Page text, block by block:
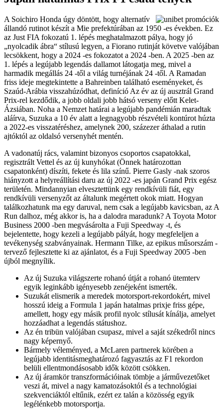
A Soichiro Honda úgy döntött, hogy alternatív
állandó rutinot készít a Mie prefektúrában az 1950 -es években. Ez
az Just FIA fokozatú 1. lépés meghatalmazott pálya, hogy jó
„nyolcadik ábra“ stílusú legyen, a Fiorano rutinját követve valójában
lecsökkent, hogy a 2024 -es fokozatot a 2024 -ben. A 2025 -ben az
1. lépés a legújabb legendás dallamot látogatja meg, mivel a
harmadik megállás 24 -től a világ turnéjának 24 -től. A Ramadan
friss ideje megtekintette a Bahreinben található eseményeket, és
Szaúd-Arábia visszahúzódhat, definíció Az év az új ausztrál Grand
Prix-rel kezdődik, a jobb oldali jobb hátsó verseny előtt Kelet-
Ázsiában. Noha a Nemzet határai a legújabb pandémián maradtak
aláírva, Suzuka a 10 év alatt a legnagyobb részvételi kontúrot húzta
a 2022-es visszatéréshez, amelynek 200, százezer áthalad a rutin
ajtóktól az oldalsó versenyhét mentén.
A vadonatúj rács, valamint bizonyos csoportos csapatokkal,
regisztrált Vettel és az új kunyhókat (Önnek határozottan
csapatonként) díszíti, fekete és lila színű. Pierre Gasly -nak szoros
hiányzott a helyreállítási daru az új 2022 -es japán Grand Prix egész
területén. Mindannyian elvesztettünk egy rendkívüli fiát, egy
rendkívüli versenyzőt az általunk megértett okok miatt. Hogyan
találkozhatunk ma egy daruval, nem csak a legújabb kavicsban, az A
Run dalhoz, még akkor is, ha a dalodra maradunk? A Toyota Motor
Business 2000 -ben megvásárolta a Fuji Speedway -t, és
bejelentette, hogy kezeli a legújabb pályát, hogy megfeleljen a
tevékenység szabványainak. Hermann Tilke, az epikus műsorszám -
tervező fejlesztette ki az ajánlatot, és a Fuji Speedway 2005 -ben
újból megnyílik.
Az új Suzuka világszerte rohanó útját a rohanó ütemterv
egyik leginkább igényesebb zenéjeként ismerték.
Suzukát elismerik a meredek motorsport-rekordokért, mivel
hosszú ideig a Formula 1 japán hatalmas prixje friss gépe,
amellett, hogy egy másik profil nyolc stílusát kínálja, amelyet
hozzáadhat a legendás státushoz.
Az én tribün valójában csupasz, mivel a saját székedről nincs
nagy képernyő.
Bármely véleményed, a McLaren partnerek körében a
legújabb identitásmeghatározó fagyasztás az F1 rekordon
belüli ellentmondásosabb idők között csökken.
Az új áramkör transzformációinak tömbje a járművezetőket
veszi át, mivel a nagy kamatozásoktól és a technológiai
szekvenciáktól eltűnik, ezért ez talán a közösség egyik
legélénkebb motorsportja.